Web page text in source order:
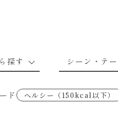
探す
レシピ 魚介のレシピ お肉
シーン・テ
ル 下
二代目で炒めろ！～○○の炒 朝
ーゼカルボナーラ あ
ーゼミートソース あ
ネーゼジェノベーゼ あ
ド ヘルシー（150kcal以下）